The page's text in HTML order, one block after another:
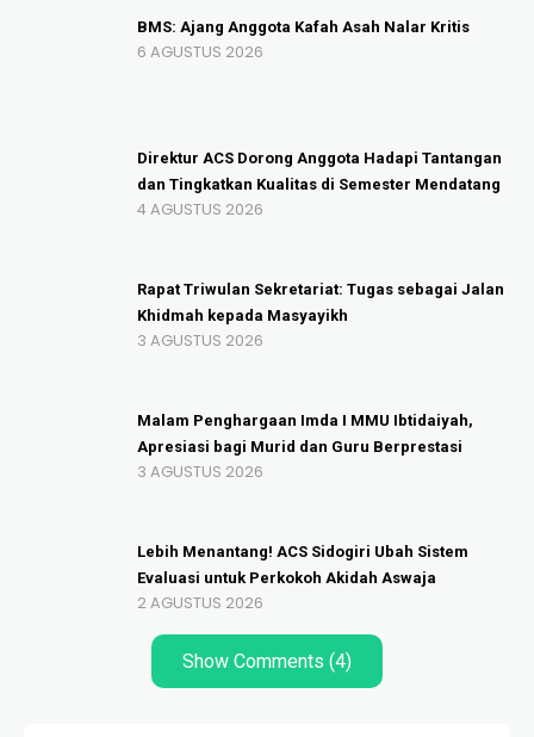
BMS: Ajang Anggota Kafah Asah Nalar Kritis
6 AGUSTUS 2026
Direktur ACS Dorong Anggota Hadapi Tantangan
dan Tingkatkan Kualitas di Semester Mendatang
4 AGUSTUS 2026
Rapat Triwulan Sekretariat: Tugas sebagai Jalan
Khidmah kepada Masyayikh
3 AGUSTUS 2026
Malam Penghargaan Imda I MMU Ibtidaiyah,
Apresiasi bagi Murid dan Guru Berprestasi
3 AGUSTUS 2026
Lebih Menantang! ACS Sidogiri Ubah Sistem
Evaluasi untuk Perkokoh Akidah Aswaja
2 AGUSTUS 2026
Show Comments (4)